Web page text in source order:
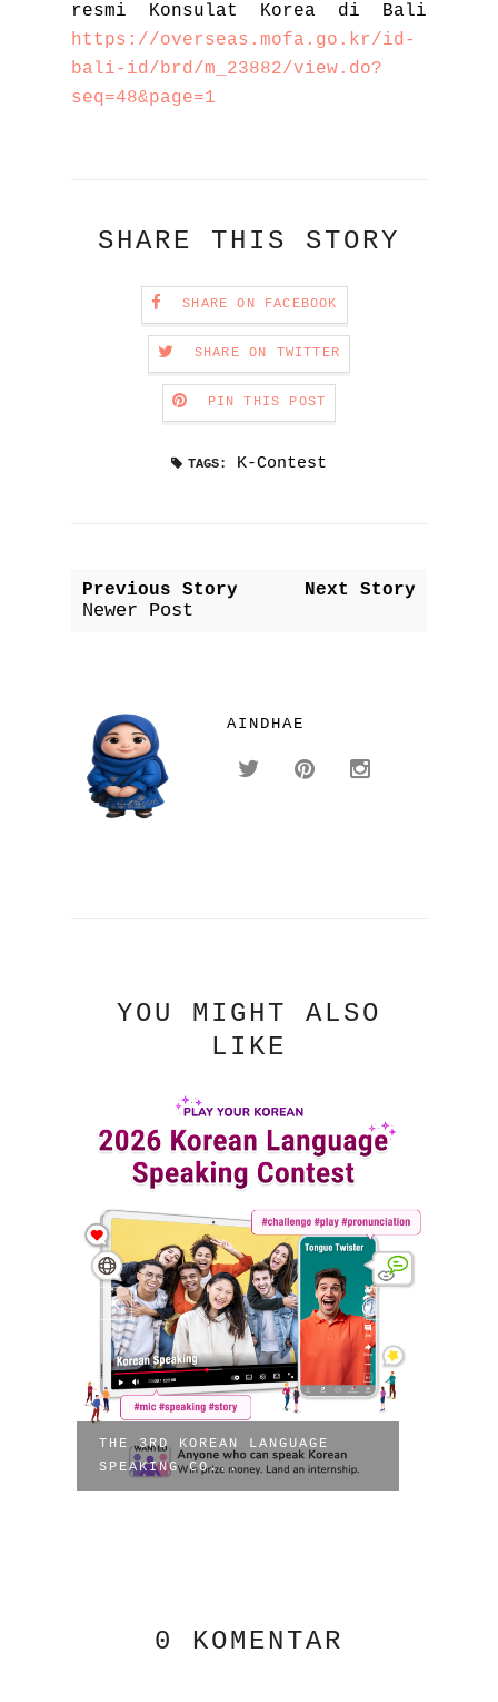
resmi Konsulat Korea di Bali
https://overseas.mofa.go.kr/id-
bali-id/brd/m_23882/view.do?
seq=48&page=1
SHARE THIS STORY
SHARE ON FACEBOOK
SHARE ON TWITTER
PIN THIS POST
TAGS: K-Contest
Previous Story
Newer Post
Next Story
AINDHAE
YOU MIGHT ALSO
LIKE
THE 3RD KOREAN LANGUAGE
SPEAKING CO...
0 KOMENTAR